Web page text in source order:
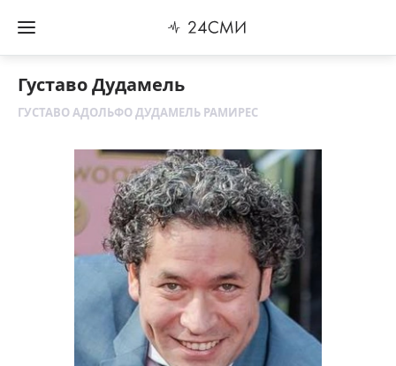
Густаво Дудамель
ГУСТАВО АДОЛЬФО ДУДАМЕЛЬ РАМИРЕС